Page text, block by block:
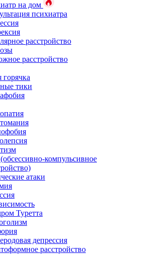
на дом
психиатра
расстройство
расстройство
горячка
тики
компульсивное
атаки
Туретта
депрессия
расстройство